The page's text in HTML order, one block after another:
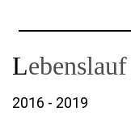
L
2016 - 2019